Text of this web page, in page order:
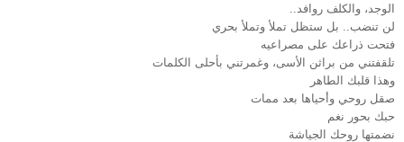
الوجد، والكلف روافد..
لن تنضب.. بل ستظل تملأ وتملأ بحري
فتحت ذراعك على مصراعيه
تلقفتني من براثن الأسى، وغمرتني بأحلى الكلمات
وهذا قلبك الطاهر
صقل روحي وأحياها بعد ممات
حبك بحور نغم
نضمتها روحك الجياشة